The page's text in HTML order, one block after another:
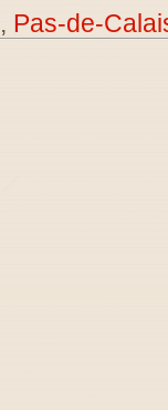
, Pas-de-